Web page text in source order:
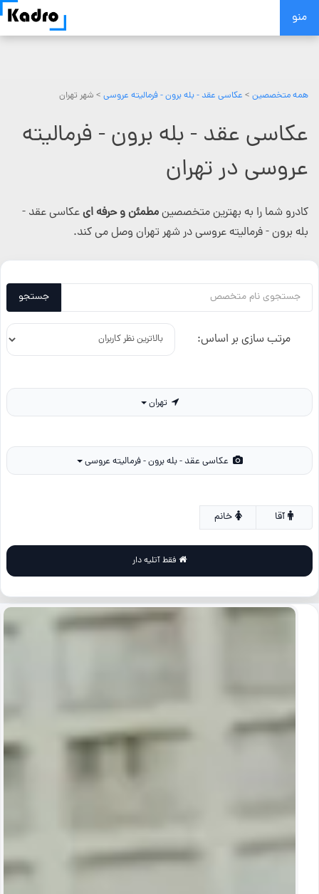
Skip
منو
همه متخصصین > عکاسی عقد - بله برون - فرمالیته عروسی > شهر تهران
عکاسی عقد - بله برون - فرمالیته
عروسی در تهران
کادرو شما را به بهترین متخصصینمطمئن و حرفه ایعکاسی عقد -
بله برون - فرمالیته عروسی در شهر تهران وصل می کند.
جستجو
مرتب سازی بر اساس:
تهران
خانم